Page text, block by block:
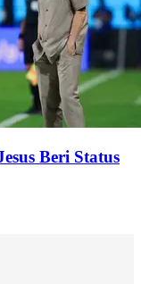
Beri Status